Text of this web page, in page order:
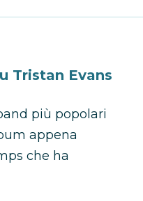
Tristan Evans
più popolari
appena
che ha